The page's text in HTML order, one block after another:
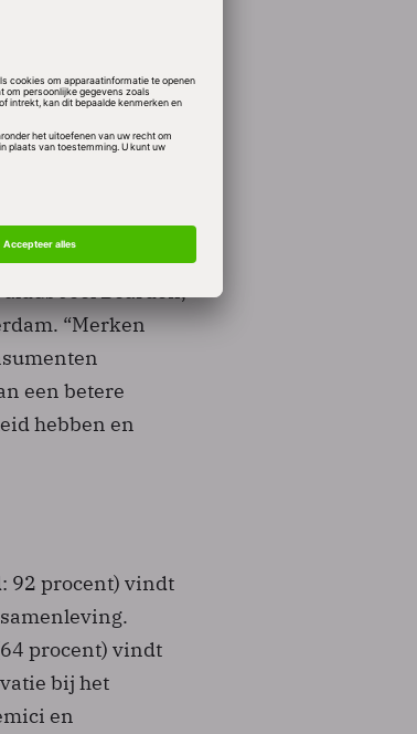
voor hun
van de
reviews van hun
64 procent
die hun peers
peer-gesprekken
Joel Bearden,
“Merken
een betere
hebben en
92 procent) vindt
procent) vindt
bij het
en